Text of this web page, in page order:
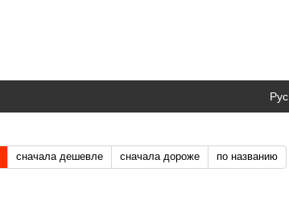
Рус
сначала дешевле сначала дороже по названию